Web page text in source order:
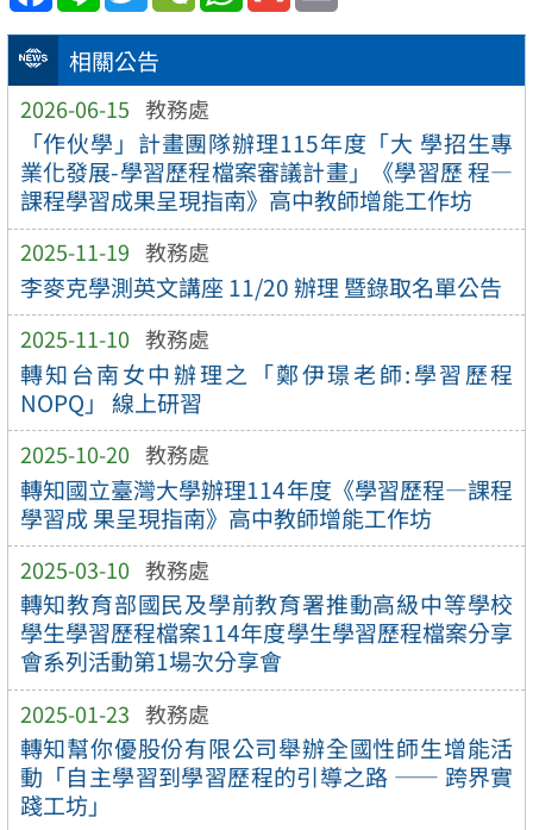
相關公告
2026-06-15 教務處
「作伙學」計畫團隊辦理115年度「大 學招生專
業化發展-學習歷程檔案審議計畫」《學習歷 程—
課程學習成果呈現指南》高中教師增能工作坊
2025-11-19 教務處
李麥克學測英文講座 11/20 辦理 暨錄取名單公告
2025-11-10 教務處
轉知台南女中辦理之「鄭伊璟老師:學習歷程
NOPQ」 線上研習
2025-10-20 教務處
轉知國立臺灣大學辦理114年度《學習歷程—課程
學習成 果呈現指南》高中教師增能工作坊
2025-03-10 教務處
轉知教育部國民及學前教育署推動高級中等學校
學生學習歷程檔案114年度學生學習歷程檔案分享
會系列活動第1場次分享會
2025-01-23 教務處
轉知幫你優股份有限公司舉辦全國性師生增能活
動「自主學習到學習歷程的引導之路 —— 跨界實
踐工坊」